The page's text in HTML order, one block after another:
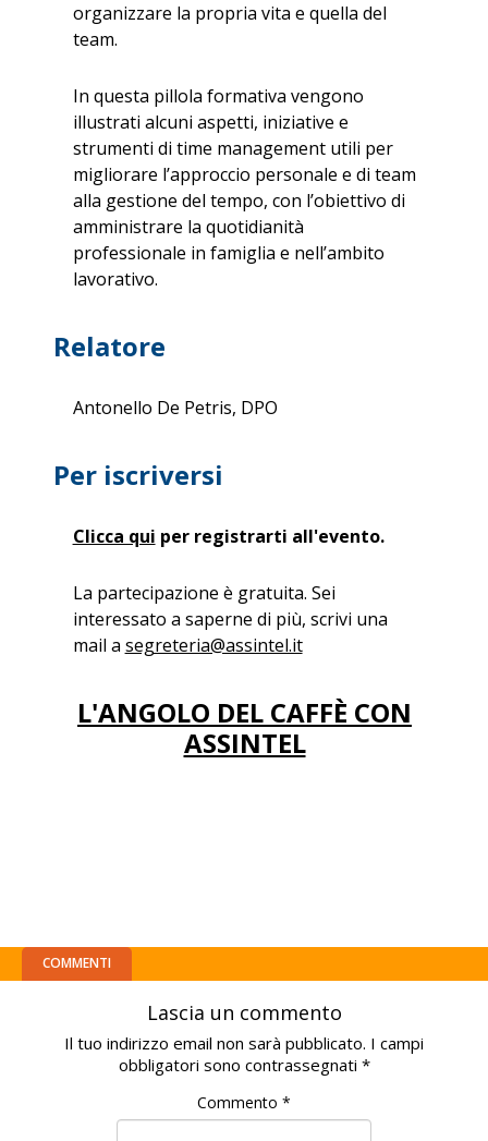
organizzare la propria vita e quella del
team.
In questa pillola formativa vengono
illustrati alcuni aspetti, iniziative e
strumenti di time management utili per
migliorare l’approccio personale e di team
alla gestione del tempo, con l’obiettivo di
amministrare la quotidianità
professionale in famiglia e nell’ambito
lavorativo.
Relatore
Antonello De Petris, DPO
Per iscriversi
Clicca qui per registrarti all'evento.
La partecipazione è gratuita. Sei
interessato a saperne di più, scrivi una
mail a segreteria@assintel.it
L'ANGOLO DEL CAFFÈ CON
ASSINTEL
COMMENTI
Lascia un commento
Il tuo indirizzo email non sarà pubblicato. I campi
obbligatori sono contrassegnati *
Commento *